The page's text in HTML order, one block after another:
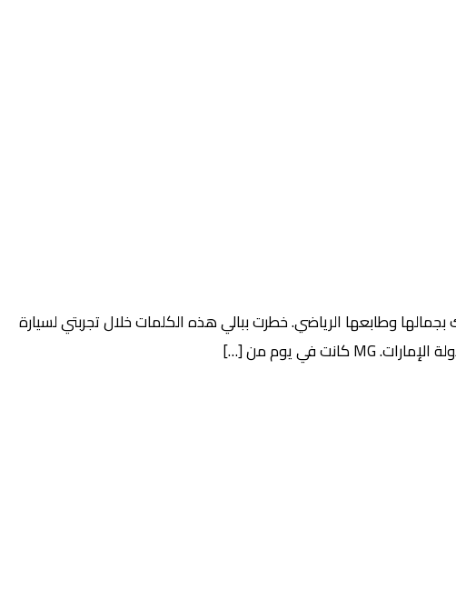
وطابعها الرياضي. خطرت ببالي هذه الكلمات خلال تجربتي لسيارة